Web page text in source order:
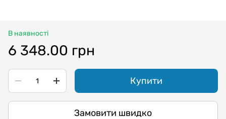
В наявності
6 348.00 грн
Купити
Замовити швидко